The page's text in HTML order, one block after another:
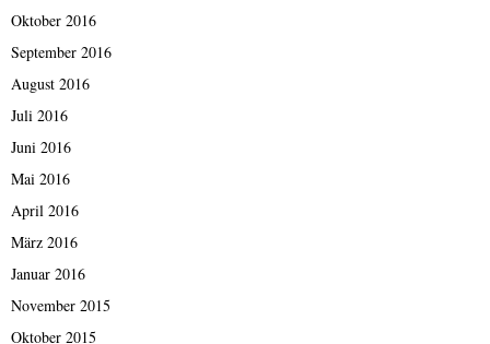
Oktober 2016
September 2016
August 2016
Juli 2016
Juni 2016
Mai 2016
April 2016
März 2016
Januar 2016
November 2015
Oktober 2015